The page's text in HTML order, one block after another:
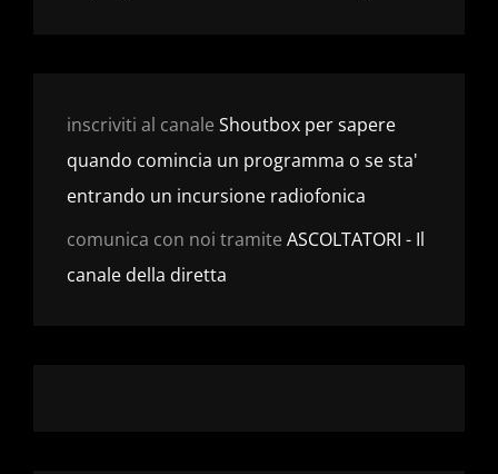
inscriviti al canale Shoutbox per sapere
quando comincia un programma o se sta'
entrando un incursione radiofonica
comunica con noi tramite ASCOLTATORI - Il
canale della diretta